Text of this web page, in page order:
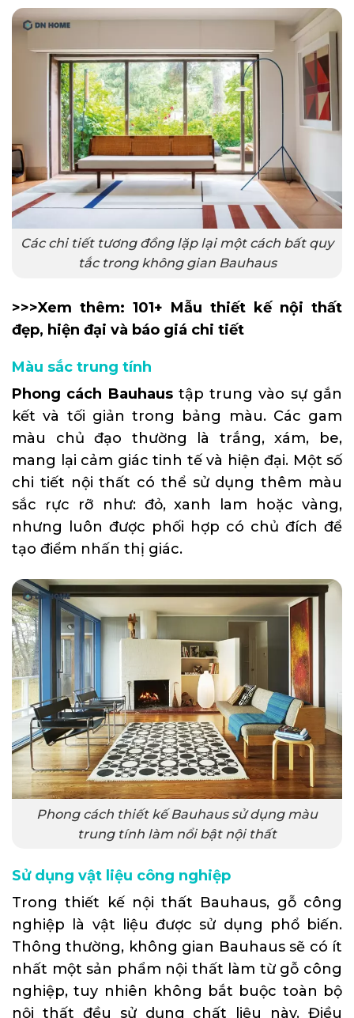
Các chi tiết tương đồng lặp lại một cách bất quy
tắc trong không gian Bauhaus
>>>Xem thêm: 101+ Mẫu thiết kế nội thất
đẹp, hiện đại và báo giá chi tiết
Màu sắc trung tính
Phong cách Bauhaustập trung vào sự gắn
kết và tối giản trong bảng màu. Các gam
màu chủ đạo thường là trắng, xám, be,
mang lại cảm giác tinh tế và hiện đại. Một số
chi tiết nội thất có thể sử dụng thêm màu
sắc rực rỡ như: đỏ, xanh lam hoặc vàng,
nhưng luôn được phối hợp có chủ đích để
tạo điểm nhấn thị giác.
Phong cách thiết kế Bauhaus sử dụng màu
trung tính làm nổi bật nội thất
Sử dụng vật liệu công nghiệp
Trong thiết kế nội thất Bauhaus, gỗ công
nghiệp là vật liệu được sử dụng phổ biến.
Thông thường, không gian Bauhaus sẽ có ít
nhất một sản phẩm nội thất làm từ gỗ công
nghiệp, tuy nhiên không bắt buộc toàn bộ
nội thất đều sử dụng chất liệu này. Điều